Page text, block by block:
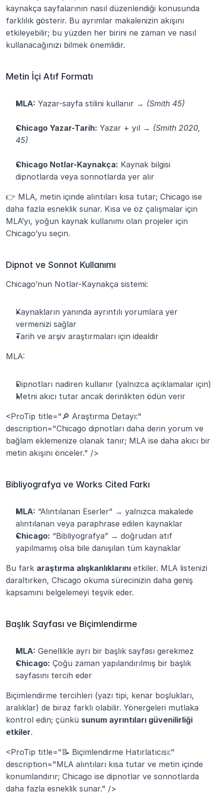
kaynakça sayfalarının nasıl düzenlendiği konusunda
farklılık gösterir. Bu ayrımlar makalenizin akışını
etkileyebilir; bu yüzden her birini ne zaman ve nasıl
kullanacağınızı bilmek önemlidir.
Metin İçi Atıf Formatı
MLA: Yazar-sayfa stilini kullanır → (Smith 45)
Chicago Yazar-Tarih: Yazar + yıl → (Smith 2020,
45)
Chicago Notlar-Kaynakça: Kaynak bilgisi
dipnotlarda veya sonnotlarda yer alır
👉 MLA, metin içinde alıntıları kısa tutar; Chicago ise
daha fazla esneklik sunar. Kısa ve öz çalışmalar için
MLA’yı, yoğun kaynak kullanımı olan projeler için
Chicago’yu seçin.
Dipnot ve Sonnot Kullanımı
Chicago’nun Notlar-Kaynakça sistemi:
Kaynakların yanında ayrıntılı yorumlara yer
vermenizi sağlar
Tarih ve arşiv araştırmaları için idealdir
MLA:
Dipnotları nadiren kullanır (yalnızca açıklamalar için)
Metni akıcı tutar ancak derinlikten ödün verir
<ProTip title="🔎 Araştırma Detayı:"
description="Chicago dipnotları daha derin yorum ve
bağlam eklemenize olanak tanır; MLA ise daha akıcı bir
metin akışını önceler." />
Bibliyografya ve Works Cited Farkı
MLA: “Alıntılanan Eserler” → yalnızca makalede
alıntılanan veya paraphrase edilen kaynaklar
Chicago: “Bibliyografya” → doğrudan atıf
yapılmamış olsa bile danışılan tüm kaynaklar
Bu fark araştırma alışkanlıklarını etkiler. MLA listenizi
daraltırken, Chicago okuma sürecinizin daha geniş
kapsamını belgelemeyi teşvik eder.
Başlık Sayfası ve Biçimlendirme
MLA: Genellikle ayrı bir başlık sayfası gerekmez
Chicago: Çoğu zaman yapılandırılmış bir başlık
sayfasını tercih eder
Biçimlendirme tercihleri (yazı tipi, kenar boşlukları,
aralıklar) de biraz farklı olabilir. Yönergeleri mutlaka
kontrol edin; çünkü sunum ayrıntıları güvenilirliği
etkiler.
<ProTip title="📝 Biçimlendirme Hatırlatıcısı:"
description="MLA alıntıları kısa tutar ve metin içinde
konumlandırır; Chicago ise dipnotlar ve sonnotlarda
daha fazla esneklik sunar." />